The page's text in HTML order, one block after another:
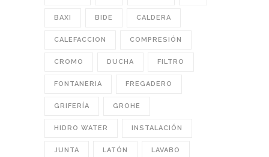
BAXI BIDE CALDERA
CALEFACCION COMPRESIÓN
CROMO DUCHA FILTRO
FONTANERIA FREGADERO
GRIFERÍA GROHE
HIDRO WATER INSTALACIÓN
JUNTA LATÓN LAVABO